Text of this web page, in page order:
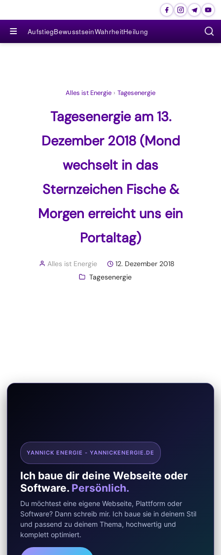
≡ AufstiegBewusstseinWahrheitHeilung
Alles ist Energie › Tagesenergie
Tagesenergie am 13.
Dezember 2018 (Mond
wechselt in das
Sternzeichen Fische &
Morgen erreicht uns ein
Portaltag)
Alles ist Energie
12. Dezember 2018
Tagesenergie
YANNICK ENERGIE - YANNICKENERGIE.DE
Ich baue dir deine Webseite oder
Software. Persönlich.
Du möchtest eine eigene Webseite, Plattform oder
Software? Dann schreib mir. Ich baue sie in deinem Stil
und passend zu deinem Thema, hochwertig und
komplett optimiert.